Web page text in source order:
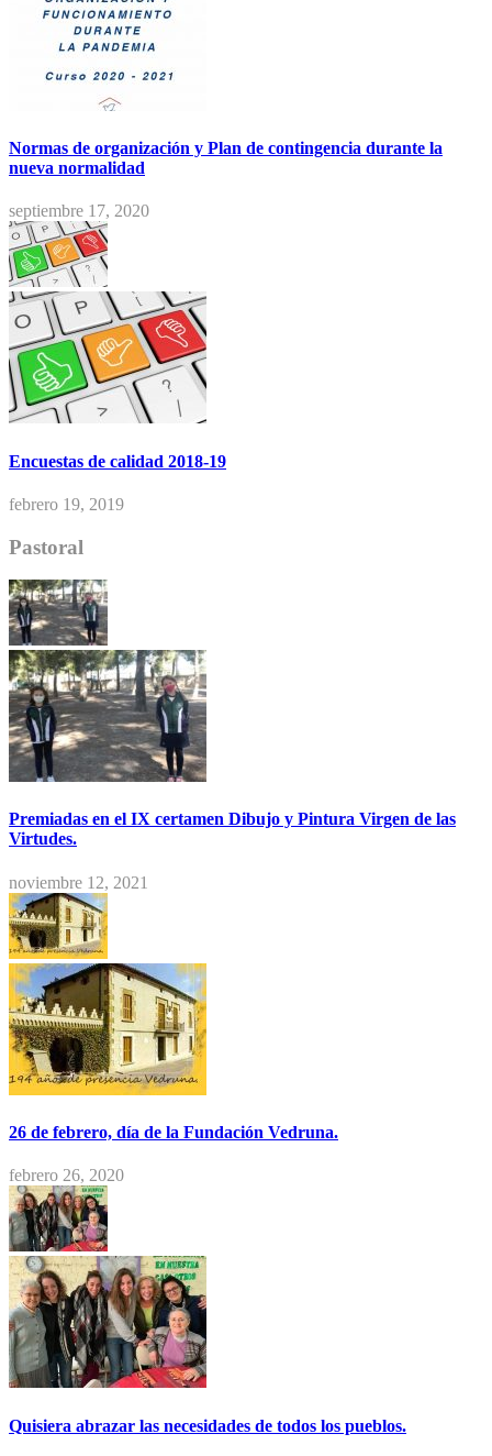
Normas de organización y Plan de contingencia durante la
nueva normalidad
septiembre 17, 2020
Encuestas de calidad 2018-19
febrero 19, 2019
Pastoral
Premiadas en el IX certamen Dibujo y Pintura Virgen de las
Virtudes.
noviembre 12, 2021
26 de febrero, día de la Fundación Vedruna.
febrero 26, 2020
Quisiera abrazar las necesidades de todos los pueblos.